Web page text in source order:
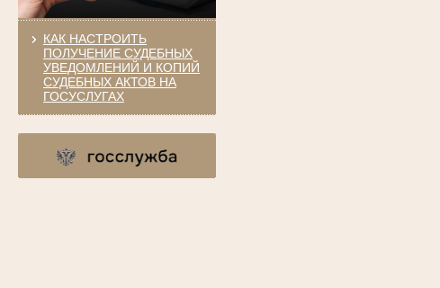
КАК НАСТРОИТЬ
ПОЛУЧЕНИЕ СУДЕБНЫХ
УВЕДОМЛЕНИЙ И КОПИЙ
СУДЕБНЫХ АКТОВ НА
ГОСУСЛУГАХ